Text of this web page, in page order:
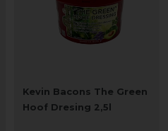
Kevin Bacons The Green
Hoof Dresing 2,5l